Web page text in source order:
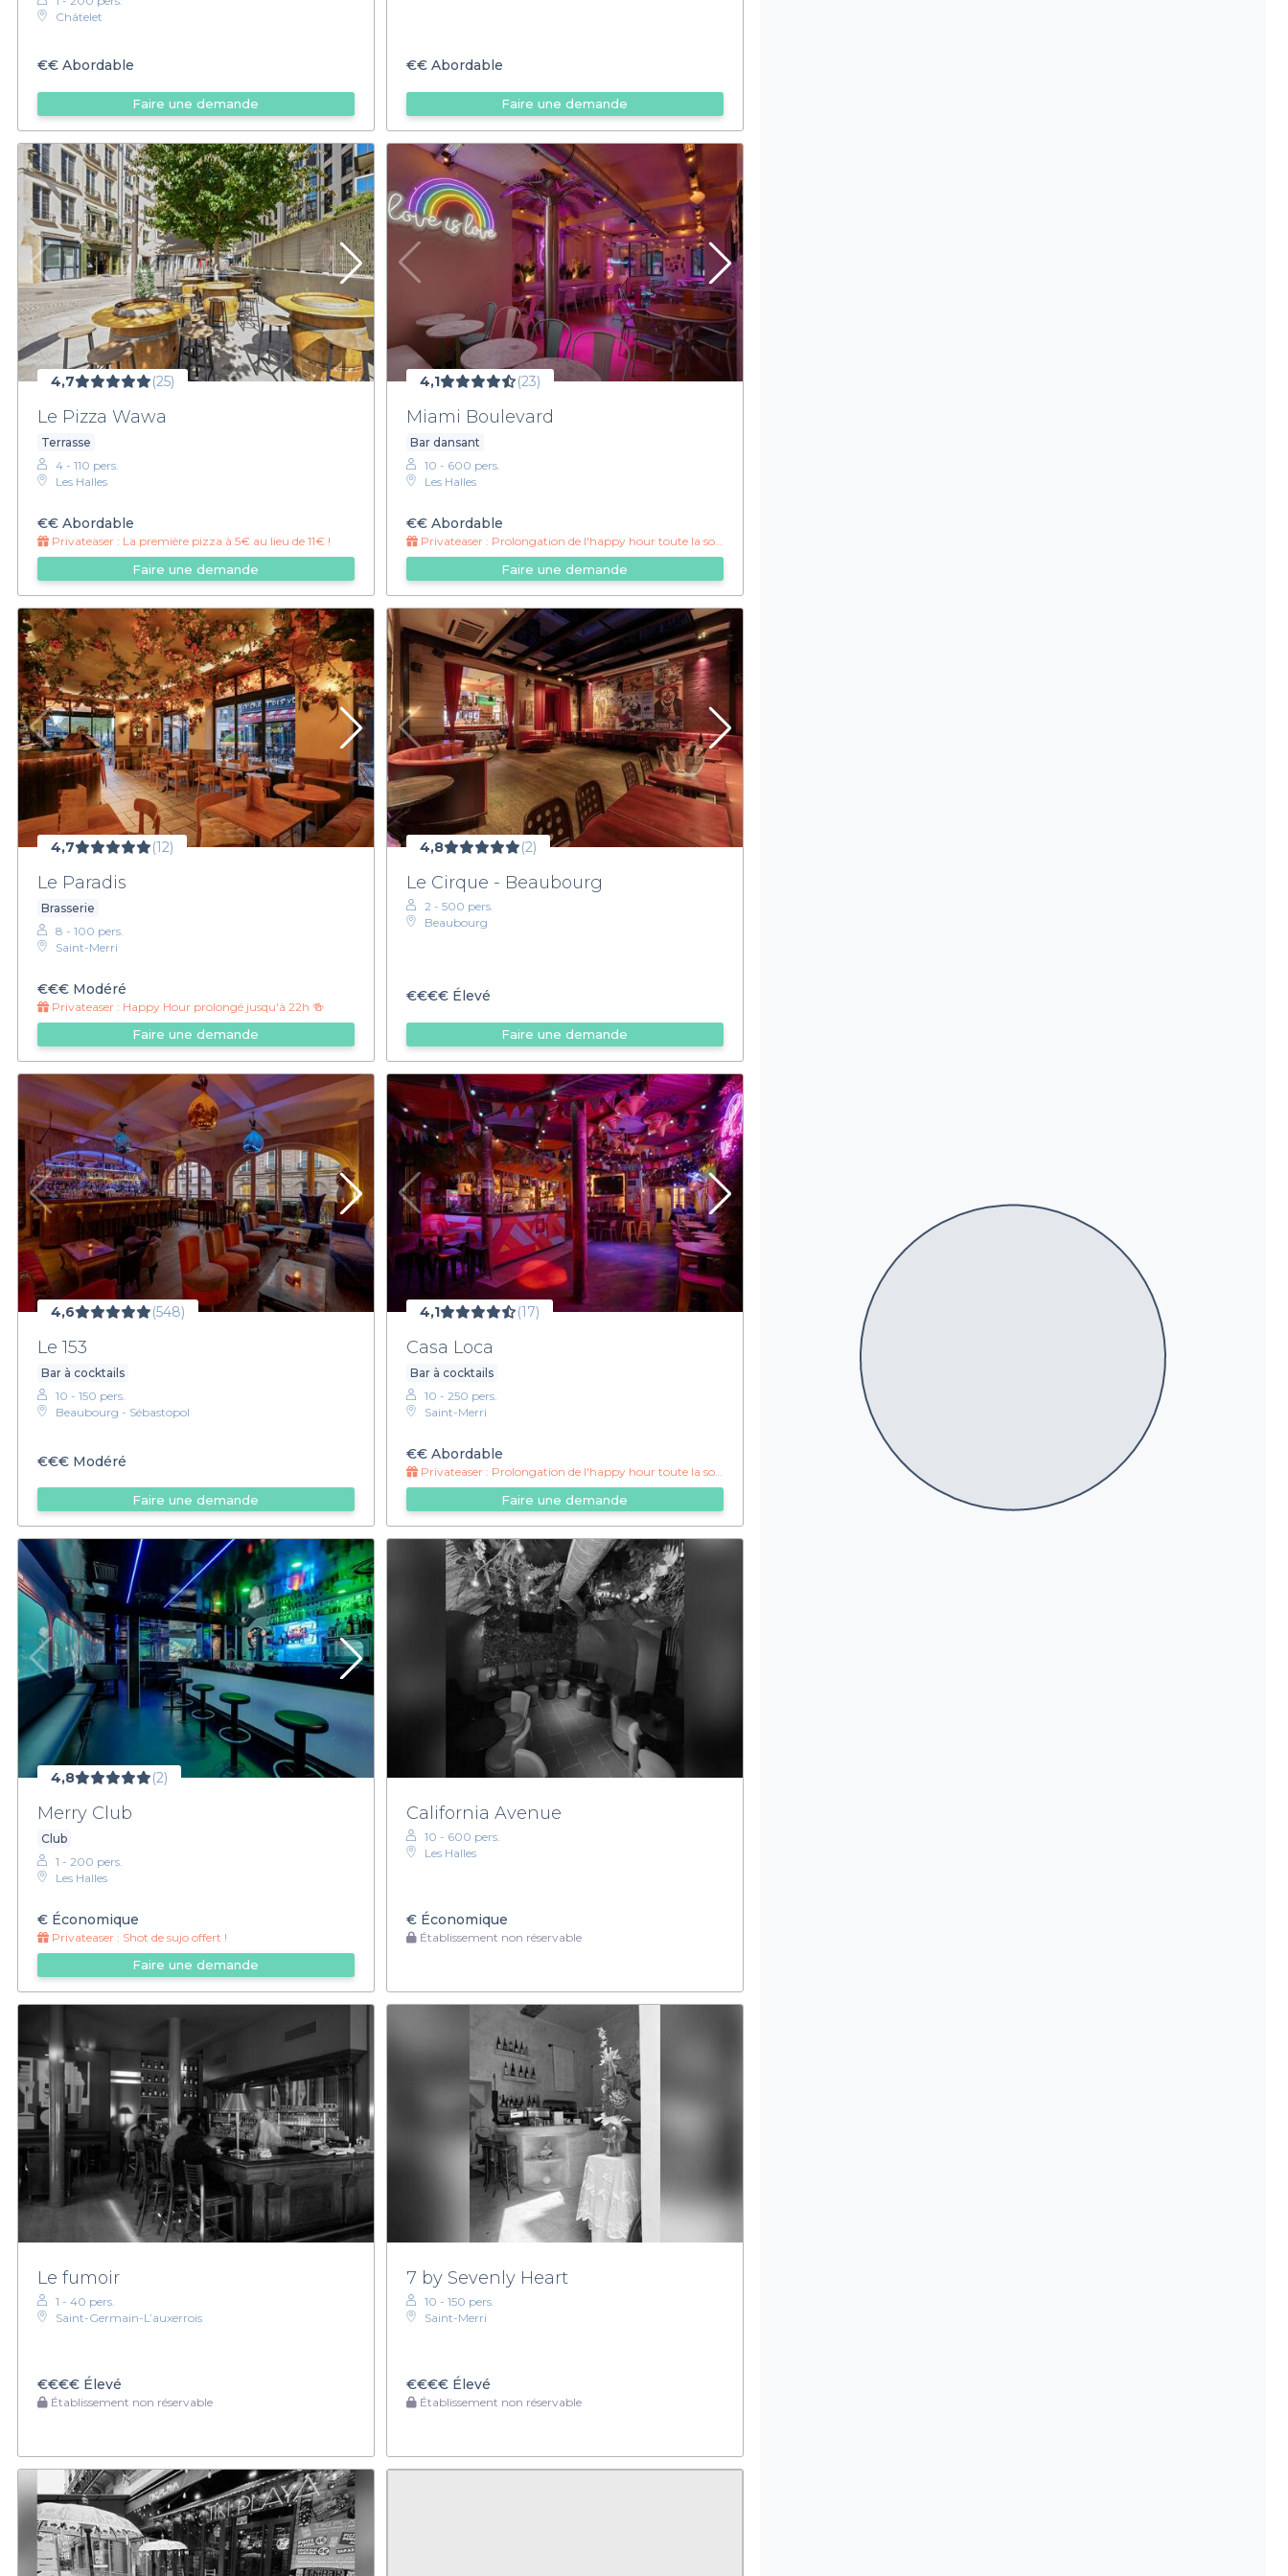
Châtelet
€€ Abordable
Faire une demande
€€Abordable
Faire une demande
4,7 (25)
Le Pizza Wawa
Terrasse
4 - 110 pers.
Les Halles
€€ Abordable
Privateaser : La première pizza à 5€ au lieu de 11€ !
Faire une demande
4,1 (23)
Miami Boulevard
Bar dansant
10 - 600 pers.
Les Halles
€€Abordable
Privateaser : Prolongation de l'happy hour toute la soirée !
Faire une demande
4,7 (12)
Le Paradis
Brasserie
8 - 100 pers.
Saint-Merri
€€€ Modéré
Privateaser : Happy Hour prolongé jusqu'à 22h 🍻
Faire une demande
4,8 (2)
Le Cirque - Beaubourg
2 - 500 pers.
Beaubourg
€€€€Élevé
Faire une demande
4,6 (548)
Le 153
Bar à cocktails
10 - 150 pers.
Beaubourg - Sébastopol
€€€ Modéré
Faire une demande
4,1 (17)
Casa Loca
Bar à cocktails
10 - 250 pers.
Saint-Merri
€€Abordable
Privateaser : Prolongation de l'happy hour toute la soirée !
Faire une demande
4,8 (2)
Merry Club
Club
1 - 200 pers.
Les Halles
€ Économique
Privateaser : Shot de sujo offert !
Faire une demande
California Avenue
10 - 600 pers.
Les Halles
€Économique
Établissement non réservable
Le fumoir
1 - 40 pers.
Saint-Germain-L’auxerrois
€€€€ Élevé
Établissement non réservable
7 by Sevenly Heart
10 - 150 pers.
Saint-Merri
€€€€Élevé
Établissement non réservable